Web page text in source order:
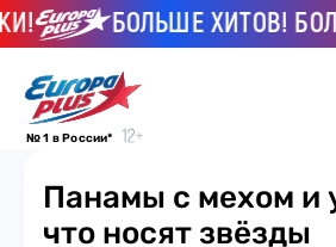
БОЛЬШЕ ХИТОВ!
№ 1 в России*
Панамы с мехом и
что носят звёзды